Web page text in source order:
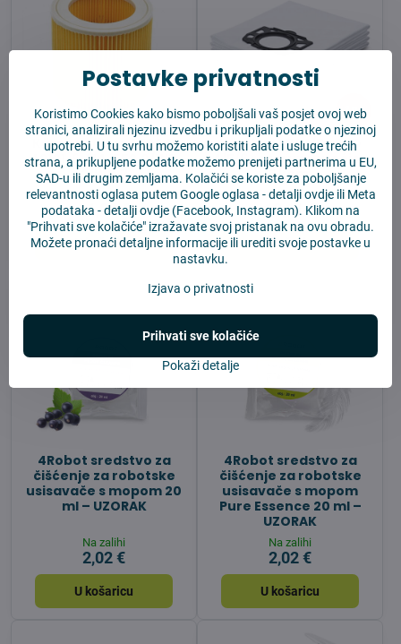
Kärcher filter A2024,
A2101, 6.414-552.0/WD
2/WD 3
Na zalihi
11,08 €
U košaricu
18%
Kärcher MV 4/5 a WD
4/5/6 rezervne vrećice
5 kom.
Na zalihi
13,11 €
U košaricu
4Robot sredstvo za
čišćenje za robotske
usisavače s mopom 20
ml – UZORAK
Na zalihi
2,02 €
U košaricu
4Robot sredstvo za
čišćenje za robotske
usisavače s mopom
Pure Essence 20 ml –
UZORAK
Na zalihi
2,02 €
U košaricu
Postavke privatnosti
Koristimo Cookies kako bismo poboljšali vaš posjet ovoj web
stranici, analizirali njezinu izvedbu i prikupljali podatke o njezinoj
upotrebi. U tu svrhu možemo koristiti alate i usluge trećih
strana, a prikupljene podatke možemo prenijeti partnerima u EU,
SAD-u ili drugim zemljama. Kolačići se koriste za poboljšanje
relevantnosti oglasa putem Google oglasa -detalji ovdjeili Meta
podataka -detalji ovdje (Facebook, Instagram). Klikom na
"Prihvati sve kolačiće" izražavate svoj pristanak na ovu obradu.
Možete pronaći detaljne informacije ili urediti svoje postavke u
nastavku.
Izjava o privatnosti
Pokaži detalje
Prihvati sve kolačiće